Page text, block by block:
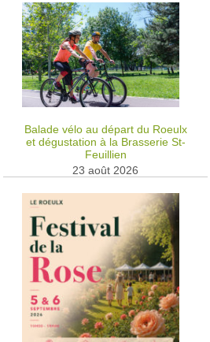
Balade vélo au départ du Roeulx
et dégustation à la Brasserie St-
Feuillien
23 août 2026